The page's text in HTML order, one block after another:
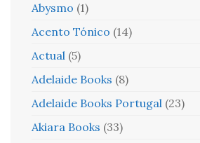
Abysmo (1)
Acento Tónico (14)
Actual (5)
Adelaide Books (8)
Adelaide Books Portugal (23)
Akiara Books (33)